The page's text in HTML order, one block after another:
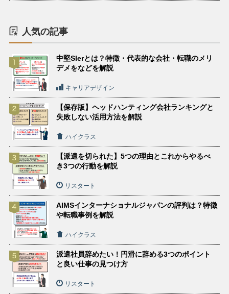
人気の記事
中堅SIerとは？特徴・代表的な会社・転職のメリ
デメをなどを解説
キャリアデザイン
【保存版】ヘッドハンティング会社ランキングと
失敗しない活用方法を解説
ハイクラス
【派遣を切られた】5つの理由とこれからやるべ
き3つの行動を解説
リスタート
AIMSインターナショナルジャパンの評判は？特徴
や転職事例を解説
ハイクラス
派遣社員辞めたい！円滑に辞める3つのポイント
と良い仕事の見つけ方
リスタート